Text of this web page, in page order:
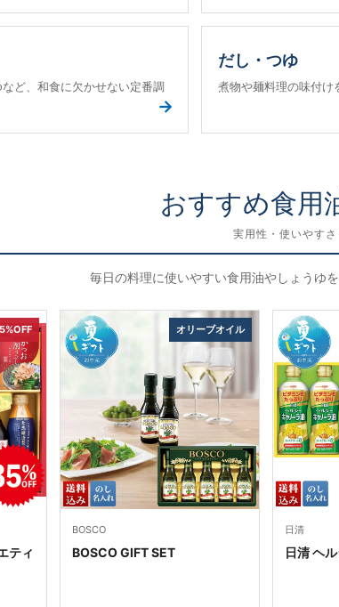
ど、和食に欠かせない定番調
→
だし・つゆ
煮物や麺料理の味付け
おすすめ食用
実用性・使いやす
毎日の料理に使いやすい食用油やしょうゆ
ティ
オリーブオイル
BOSCO
BOSCO GIFT SET
日清
日清 ヘ